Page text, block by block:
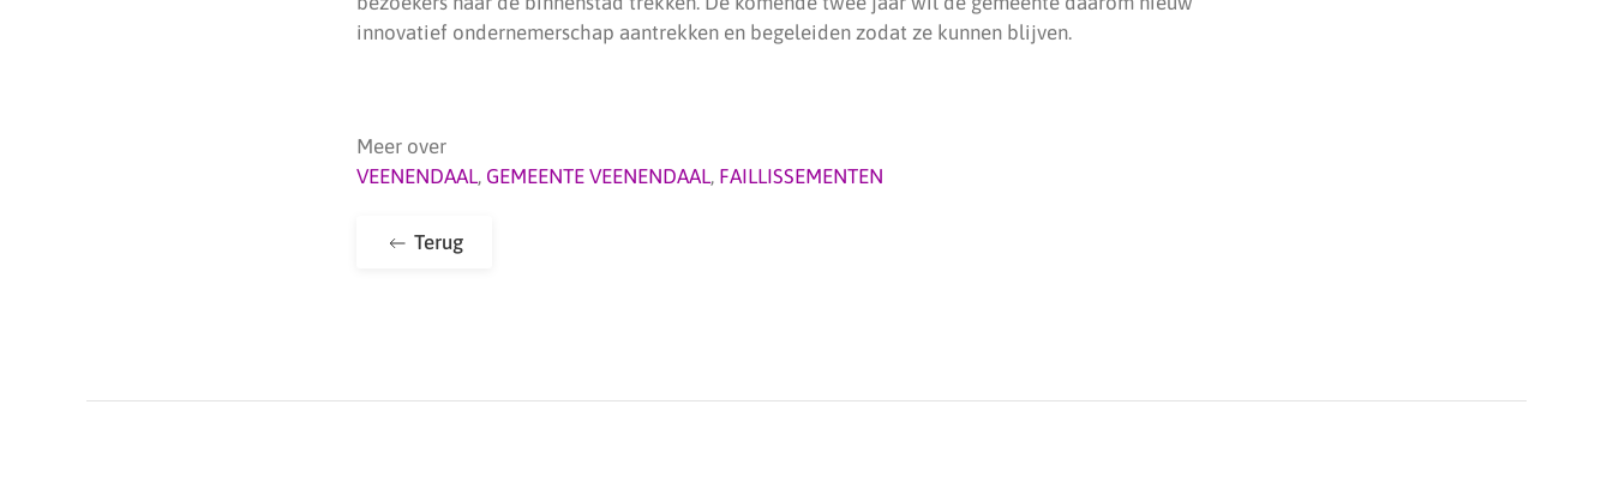
innovatief ondernemerschap aantrekken en begeleiden zodat ze kunnen blijven.
Meer over
VEENENDAAL, GEMEENTE VEENENDAAL, FAILLISSEMENTEN
Terug